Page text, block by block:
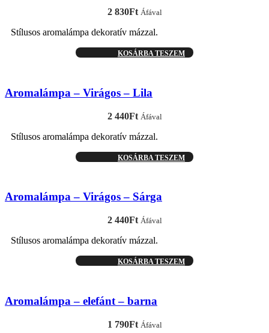
2 830Ft Áfával
Stílusos aromalámpa dekoratív mázzal.
KOSÁRBA TESZEM
Aromalámpa – Virágos – Lila
2 440Ft Áfával
Stílusos aromalámpa dekoratív mázzal.
KOSÁRBA TESZEM
Aromalámpa – Virágos – Sárga
2 440Ft Áfával
Stílusos aromalámpa dekoratív mázzal.
KOSÁRBA TESZEM
Aromalámpa – elefánt – barna
1 790Ft Áfával